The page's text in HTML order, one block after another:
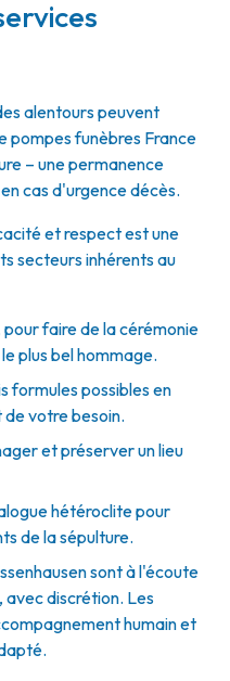
alentours peuvent
pompes funèbres France
– une permanence
cas d'urgence décès.
et respect est une
secteurs inhérents au
pour faire de la cérémonie
plus bel hommage.
formules possibles en
votre besoin.
et préserver un lieu
hétéroclite pour
de la sépulture.
sont à l'écoute
avec discrétion. Les
humain et